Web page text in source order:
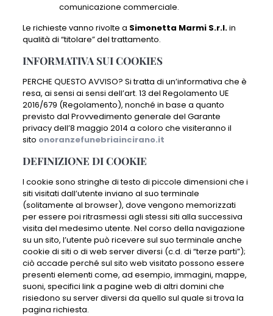
comunicazione commerciale.
Le richieste vanno rivolte a Simonetta Marmi S.r.l.in
qualità di “titolare” del trattamento.
INFORMATIVA SUI COOKIES
PERCHE QUESTO AVVISO? Si tratta di un’informativa che è
resa, ai sensi ai sensi dell’art. 13 del Regolamento UE
2016/679 (Regolamento), nonché in base a quanto
previsto dal Provvedimento generale del Garante
privacy dell’8 maggio 2014 a coloro che visiteranno il
sito onoranzefunebriaincirano.it
DEFINIZIONE DI COOKIE
I cookie sono stringhe di testo di piccole dimensioni che i
siti visitati dall’utente inviano al suo terminale
(solitamente al browser), dove vengono memorizzati
per essere poi ritrasmessi agli stessi siti alla successiva
visita del medesimo utente. Nel corso della navigazione
su un sito, l’utente può ricevere sul suo terminale anche
cookie di siti o di web server diversi (c.d. di “terze parti”);
ciò accade perché sul sito web visitato possono essere
presenti elementi come, ad esempio, immagini, mappe,
suoni, specifici link a pagine web di altri domini che
risiedono su server diversi da quello sul quale si trova la
pagina richiesta.